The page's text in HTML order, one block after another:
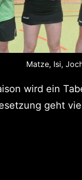
Matze, Isi,
wird ein
geht